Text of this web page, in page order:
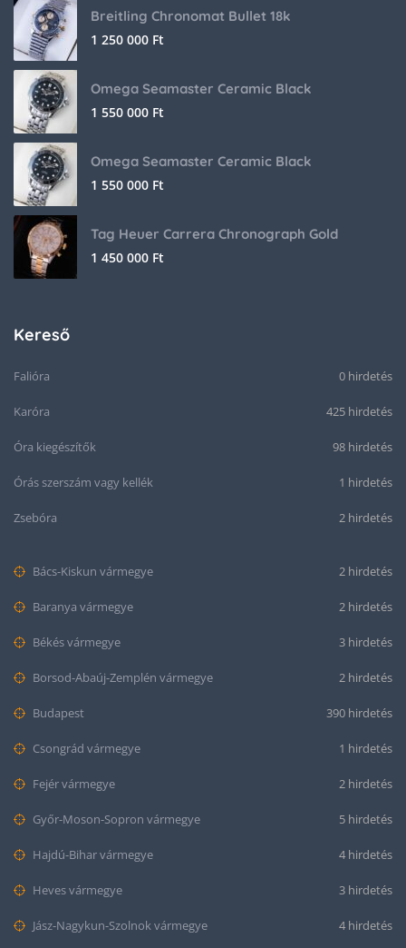
Breitling Chronomat Bullet 18k
1 250 000 Ft
Omega Seamaster Ceramic Black
1 550 000 Ft
Omega Seamaster Ceramic Black
1 550 000 Ft
Tag Heuer Carrera Chronograph Gold
1 450 000 Ft
Kereső
Falióra 0 hirdetés
Karóra 425 hirdetés
Óra kiegészítők 98 hirdetés
Órás szerszám vagy kellék 1 hirdetés
Zsebóra 2 hirdetés
Bács-Kiskun vármegye 2 hirdetés
Baranya vármegye 2 hirdetés
Békés vármegye 3 hirdetés
Borsod-Abaúj-Zemplén vármegye 2 hirdetés
Budapest 390 hirdetés
Csongrád vármegye 1 hirdetés
Fejér vármegye 2 hirdetés
Győr-Moson-Sopron vármegye 5 hirdetés
Hajdú-Bihar vármegye 4 hirdetés
Heves vármegye 3 hirdetés
Jász-Nagykun-Szolnok vármegye 4 hirdetés